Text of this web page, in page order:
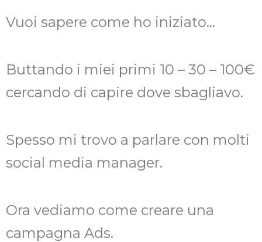
Vuoi sapere come ho iniziato…
Buttando i miei primi 10 – 30 – 100€
cercando di capire dove sbagliavo.
Spesso mi trovo a parlare con molti
social media manager.
Ora vediamo come creare una
campagna Ads.